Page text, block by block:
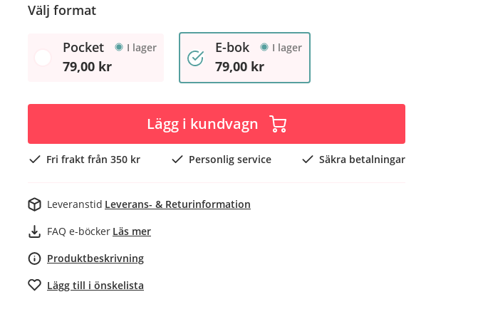
Välj format
Pocket I lager
79,00 kr
E-bok I lager
79,00 kr
Lägg i kundvagn
Fri frakt från 350 kr Personlig service Säkra betalningar
Leveranstid Leverans- & Returinformation
FAQ e-böcker Läs mer
Produktbeskrivning
Lägg till i önskelista